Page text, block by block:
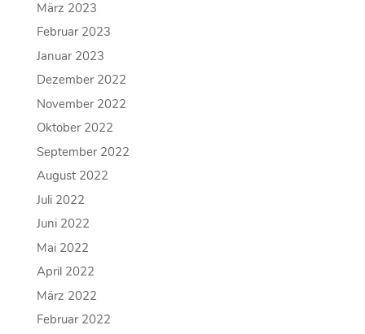
März 2023
Februar 2023
Januar 2023
Dezember 2022
November 2022
Oktober 2022
September 2022
August 2022
Juli 2022
Juni 2022
Mai 2022
April 2022
März 2022
Februar 2022